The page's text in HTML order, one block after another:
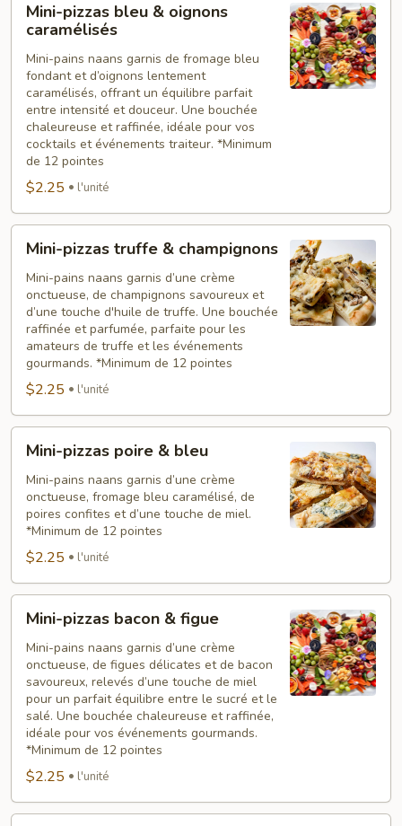
pizzas
bleu
oignons
caramélisés
Mini-pizzas bleu & oignons
caramélisés
Mini-pains naans garnis de fromage bleu
fondant et d’oignons lentement
caramélisés, offrant un équilibre parfait
entre intensité et douceur. Une bouchée
chaleureuse et raffinée, idéale pour vos
cocktails et événements traiteur. *Minimum
de 12 pointes
$2.25 l'unité
pizzas
truffe
champignons
Mini-pizzas truffe & champignons
Mini-pains naans garnis d’une crème
onctueuse, de champignons savoureux et
d’une touche d'huile de truffe. Une bouchée
raffinée et parfumée, parfaite pour les
amateurs de truffe et les événements
gourmands. *Minimum de 12 pointes
$2.25 l'unité
pizzas
poire
bleu
Mini-pizzas poire & bleu
Mini-pains naans garnis d’une crème
onctueuse, fromage bleu caramélisé, de
poires confites et d’une touche de miel.
*Minimum de 12 pointes
$2.25 l'unité
pizzas
bacon
figue
Mini-pizzas bacon & figue
Mini-pains naans garnis d’une crème
onctueuse, de figues délicates et de bacon
savoureux, relevés d’une touche de miel
pour un parfait équilibre entre le sucré et le
salé. Une bouchée chaleureuse et raffinée,
idéale pour vos événements gourmands.
*Minimum de 12 pointes
$2.25 l'unité